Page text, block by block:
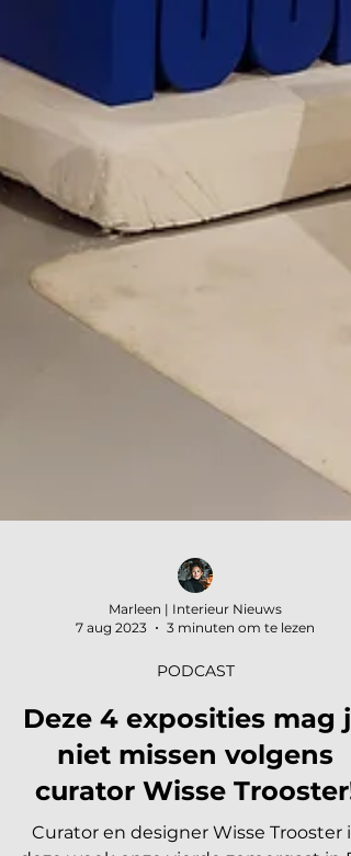
Marleen | Interieur Nieuws
7 aug 2023
3 minuten om te lezen
PODCAST
Deze 4 exposities mag je